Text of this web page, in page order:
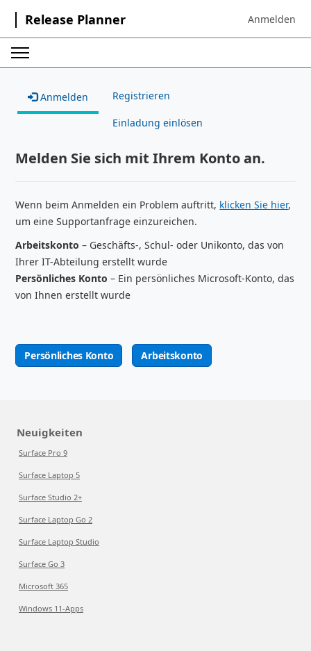
Release Planner Sign in to
Anmelden
Anmelden Registrieren
Einladung einlösen
Melden Sie sich mit Ihrem Konto an.
Wenn beim Anmelden ein Problem auftritt, klicken Sie hier,
um eine Supportanfrage einzureichen.
Arbeitskonto – Geschäfts-, Schul- oder Unikonto, das von
Ihrer IT-Abteilung erstellt wurde
Persönliches Konto – Ein persönliches Microsoft-Konto, das
von Ihnen erstellt wurde
Persönliches Konto Arbeitskonto
Neuigkeiten
Surface Pro 9
Surface Laptop 5
Surface Studio 2+
Surface Laptop Go 2
Surface Laptop Studio
Surface Go 3
Microsoft 365
Windows 11-Apps